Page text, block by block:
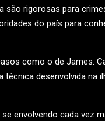
são rigorosas para
do país para
como o de James.
desenvolvida na
envolvendo cada vez